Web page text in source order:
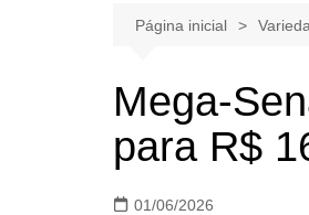
Página inicial
Mega-
para R$
01/06/2026